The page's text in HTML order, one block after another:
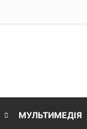
МУЛЬТИМЕДІЯ